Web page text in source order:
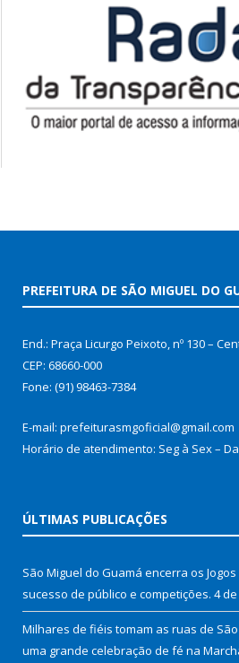
PREFEITURA DE SÃO MIGUEL DO
End.: Praça Licurgo Peixoto, nº 130 –
CEP: 68660-000
Fone: (91) 98463-7384
E-mail: prefeiturasmgoficial@gmail.com
Horário de atendimento: Seg à Sex –
ÚLTIMAS PUBLICAÇÕES
São Miguel do Guamá encerra os
sucesso de público e competições. 4
Milhares de fiéis tomam as ruas de
uma grande celebração de fé na